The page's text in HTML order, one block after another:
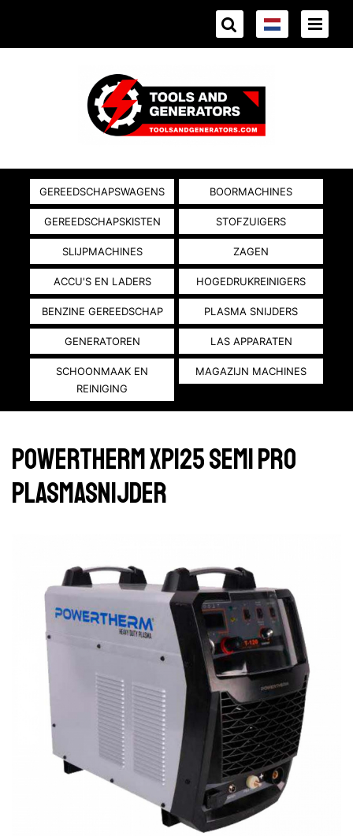
GEREEDSCHAPSWAGENS BOORMACHINES
GEREEDSCHAPSKISTEN STOFZUIGERS
SLIJPMACHINES ZAGEN
ACCU'S EN LADERS HOGEDRUKREINIGERS
BENZINE GEREEDSCHAP PLASMA SNIJDERS
GENERATOREN LAS APPARATEN
SCHOONMAAK EN
REINIGING
MAGAZIJN MACHINES
POWERTHERM XP125 SEMI PRO
PLASMASNIJDER